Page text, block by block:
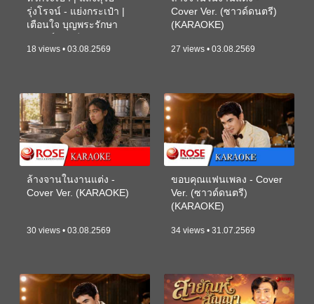
รุ่งโรจน์ - แย่งกระเป๋า |
เตือนใจ บุญพระรักษา
18 views • 03.08.2569
Cover Ver. (ซาวด์ดนตรี)
(KARAOKE)
27 views • 03.08.2569
ล้างจานในงานแต่ง -
Cover Ver. (KARAOKE)
30 views • 03.08.2569
ขอบคุณแฟนเพลง - Cover
Ver. (ซาวด์ดนตรี)
(KARAOKE)
34 views • 31.07.2569